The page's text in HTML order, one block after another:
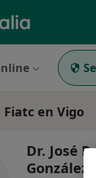
en Vigo
Dr. José
González